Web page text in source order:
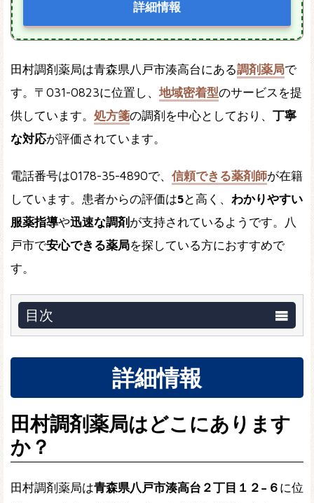
詳細情報
田村調剤薬局は青森県八戸市湊高台にある調剤薬局で
す。〒031-0823に位置し、 地域密着型のサービスを提
供しています。 処方箋の調剤を中心としており、 丁寧
な対応が評価されています。
電話番号は0178-35-4890で、 信頼できる薬剤師が在籍
しています。患者からの評価は5と高く、 わかりやすい
服薬指導や迅速な調剤 が支持されているようです。八
戸市で安心できる薬局を探している方におすすめで
す。
目次
詳細情報
田村調剤薬局はどこにあります
か？
田村調剤薬局は青森県八戸市湊高台２丁目１２−６ に位